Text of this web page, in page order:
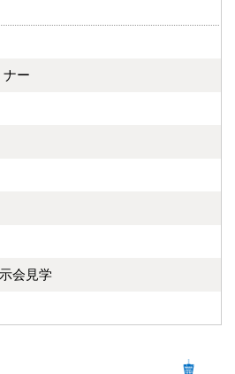
ナー
会見学